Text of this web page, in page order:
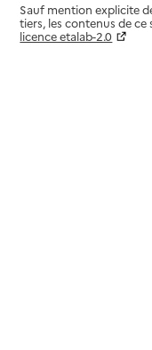
Sauf mention explicite
tiers, les contenus de
licence etalab-2.0